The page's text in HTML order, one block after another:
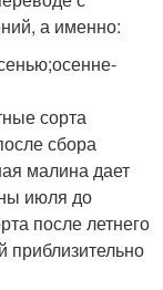
а именно:
сорта
сбора
малина дает
июля до
после летнего